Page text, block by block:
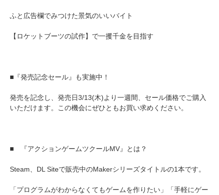
ふと広告欄でみつけた景気のいいバイト
【ロケットブーツの試作】で一攫千金を目指す
■『発売記念セール』も実施中！
発売を記念し、発売日3/13(木)より一週間、セール価格でご購入
いただけます。この機会にぜひともお買い求めください。
■ 『アクションゲームツクールMV』とは？
Steam、DL Siteで販売中のMakerシリーズタイトルの1本です。
「プログラムがわからなくてもゲームを作りたい」「手軽にゲー